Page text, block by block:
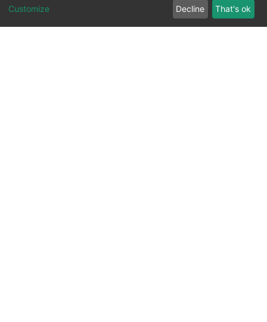
Customize Decline That's ok